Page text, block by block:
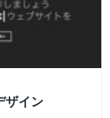
ザイン